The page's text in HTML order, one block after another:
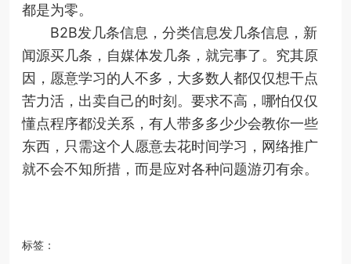
都是为零。
B2B发几条信息，分类信息发几条信息，新
闻源买几条，自媒体发几条，就完事了。究其原
因，愿意学习的人不多，大多数人都仅仅想干点
苦力活，出卖自己的时刻。要求不高，哪怕仅仅
懂点程序都没关系，有人带多多少少会教你一些
东西，只需这个人愿意去花时间学习，网络推广
就不会不知所措，而是应对各种问题游刃有余。
标签：